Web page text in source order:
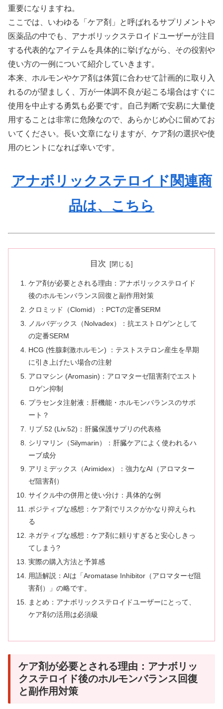
重要になりますね。
ここでは、いわゆる「ケア剤」と呼ばれるサプリメントや
医薬品の中でも、アナボリックステロイドユーザーが注目
する代表的なアイテムを具体的に挙げながら、その役割や
使い方の一例について紹介していきます。
本来、ホルモンやケア剤は体質に合わせて計画的に取り入
れるのが望ましく、万が一体調不良が起こる場合はすぐに
使用を中止する勇気も必要です。自己判断で安易に大量使
用することは非常に危険なので、あらかじめ心に留めてお
いてください。長い文章になりますが、ケア剤の選択や使
用のヒントになれば幸いです。
アナボリックステロイド関連商
品は、こちら
目次
ケア剤が必要とされる理由：アナボリックステロイド
後のホルモンバランス回復と副作用対策
クロミッド（Clomid）：PCTの定番SERM
ノルバデックス（Nolvadex）：抗エストロゲンとして
の定番SERM
HCG (性腺刺激ホルモン) ：テストステロン産生を早期
に引き上げたい場合の注射
アロマシン (Aromasin)：アロマターゼ阻害剤でエスト
ロゲン抑制
プラセンタ注射液：肝機能・ホルモンバランスのサポ
ート？
リブ.52 (Liv.52)：肝臓保護サプリの代表格
シリマリン（Silymarin）：肝臓ケアによく使われるハ
ーブ成分
アリミデックス（Arimidex）：強力なAI（アロマター
ゼ阻害剤）
サイクル中の併用と使い分け：具体的な例
ポジティブな感想：ケア剤でリスクがかなり抑えられ
る
ネガティブな感想：ケア剤に頼りすぎると安心しきっ
てしまう?
実際の購入方法と予算感
用語解説：AIは「Aromatase Inhibitor（アロマターゼ阻
害剤）」の略です。
まとめ：アナボリックステロイドユーザーにとって、
ケア剤の活用は必須級
ケア剤が必要とされる理由：アナボリッ
クステロイド後のホルモンバランス回復
と副作用対策